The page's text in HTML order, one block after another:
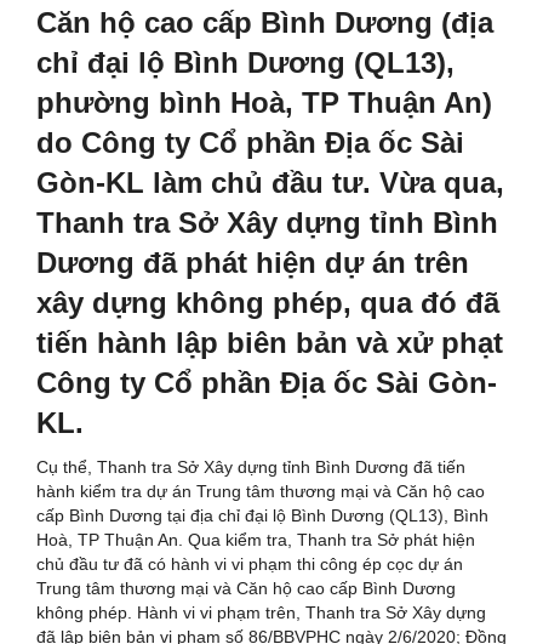
Căn hộ cao cấp Bình Dương (địa
chỉ đại lộ Bình Dương (QL13),
phường bình Hoà, TP Thuận An)
do Công ty Cổ phần Địa ốc Sài
Gòn-KL làm chủ đầu tư. Vừa qua,
Thanh tra Sở Xây dựng tỉnh Bình
Dương đã phát hiện dự án trên
xây dựng không phép, qua đó đã
tiến hành lập biên bản và xử phạt
Công ty Cổ phần Địa ốc Sài Gòn-
KL.
Cụ thể, Thanh tra Sở Xây dựng tỉnh Bình Dương đã tiến
hành kiểm tra dự án Trung tâm thương mại và Căn hộ cao
cấp Bình Dương tại địa chỉ đại lộ Bình Dương (QL13), Bình
Hoà, TP Thuận An. Qua kiểm tra, Thanh tra Sở phát hiện
chủ đầu tư đã có hành vi vi phạm thi công ép cọc dự án
Trung tâm thương mại và Căn hộ cao cấp Bình Dương
không phép. Hành vi vi phạm trên, Thanh tra Sở Xây dựng
đã lập biên bản vi phạm số 86/BBVPHC ngày 2/6/2020; Đồng